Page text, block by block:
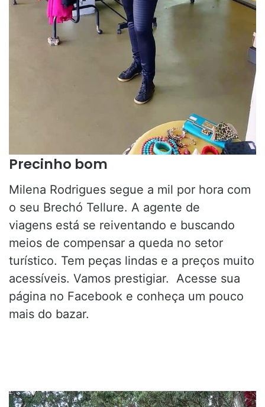
Precinho bom
Milena Rodrigues segue a mil por hora com
o seu Brechó Tellure. A agente de
viagens está se reiventando e buscando
meios de compensar a queda no setor
turístico. Tem peças lindas e a preços muito
acessíveis. Vamos prestigiar. Acesse sua
página no Facebook e conheça um pouco
mais do bazar.